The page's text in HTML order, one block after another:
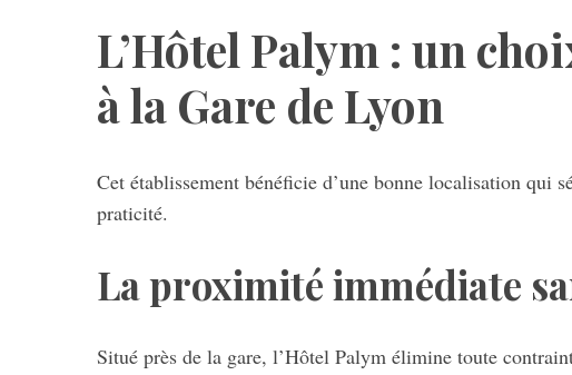
L’Hôtel Palym : un
à la Gare de Lyon
Cet établissement bénéficie d’une bonne localisation qui
praticité.
La proximité immédiate
Situé près de la gare, l’Hôtel Palym élimine toute